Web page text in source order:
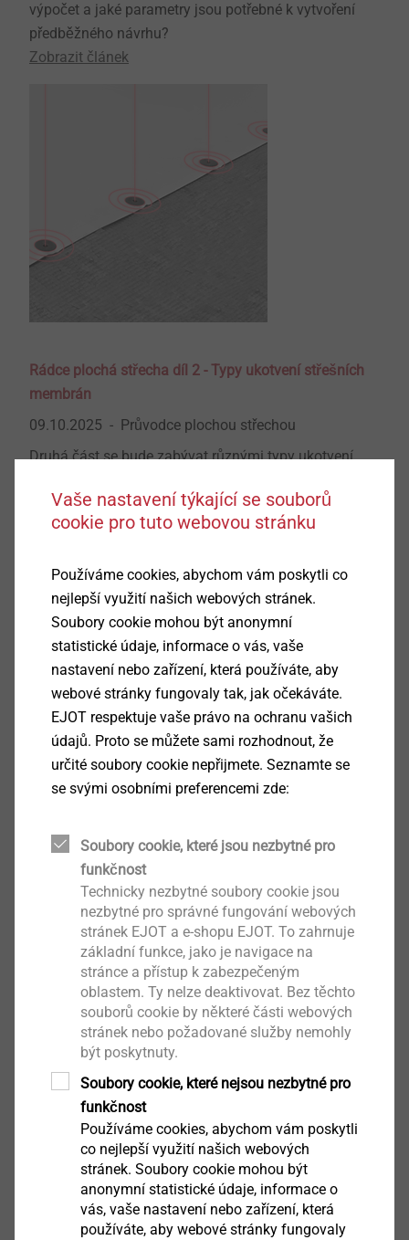
výpočet a jaké parametry jsou potřebné k vytvoření
předběžného návrhu?
Zobrazit článek
Rádce plochá střecha díl 2 - Typy ukotvení střešních
membrán
09.10.2025
Průvodce plochou střechou
Druhá část se bude zabývat různými typy ukotvení
Zobrazit článek
11.02.2025
Průvodce plochou střechou
V první části našeho průvodce se dozvíte vše o
základech plánování ploché střechy. ► Dozvědět se
Zobrazit článek
Vaše nastavení týkající se souborů
cookie pro tuto webovou stránku
Používáme cookies, abychom vám poskytli co
nejlepší využití našich webových stránek.
Soubory cookie mohou být anonymní
statistické údaje, informace o vás, vaše
nastavení nebo zařízení, která používáte, aby
webové stránky fungovaly tak, jak očekáváte.
EJOT respektuje vaše právo na ochranu vašich
údajů. Proto se můžete sami rozhodnout, že
určité soubory cookie nepřijmete. Seznamte se
se svými osobními preferencemi zde:
Soubory cookie, které jsou nezbytné pro
funkčnost
Technicky nezbytné soubory cookie jsou
nezbytné pro správné fungování webových
stránek EJOT a e-shopu EJOT. To zahrnuje
základní funkce, jako je navigace na
stránce a přístup k zabezpečeným
oblastem. Ty nelze deaktivovat. Bez těchto
souborů cookie by některé části webových
stránek nebo požadované služby nemohly
být poskytnuty.
Soubory cookie, které nejsou nezbytné pro
funkčnost
Používáme cookies, abychom vám poskytli
co nejlepší využití našich webových
stránek. Soubory cookie mohou být
anonymní statistické údaje, informace o
vás, vaše nastavení nebo zařízení, která
používáte, aby webové stránky fungovaly